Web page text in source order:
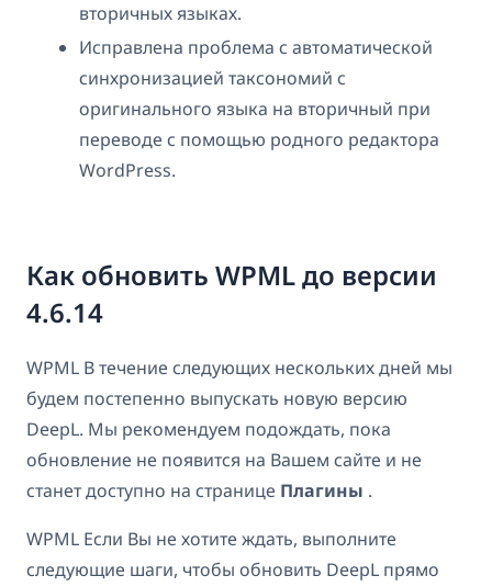
вторичных языках.
Исправлена проблема с автоматической
синхронизацией таксономий с
оригинального языка на вторичный при
переводе с помощью родного редактора
WordPress.
Как обновить WPML до версии
4.6.14
WPML В течение следующих нескольких дней мы
будем постепенно выпускать новую версию
DeepL. Мы рекомендуем подождать, пока
обновление не появится на Вашем сайте и не
станет доступно на странице Плагины .
WPML Если Вы не хотите ждать, выполните
следующие шаги, чтобы обновить DeepL прямо